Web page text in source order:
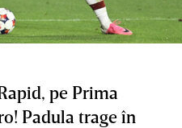
pe Prima
Padula trage în